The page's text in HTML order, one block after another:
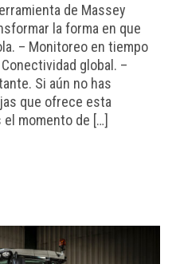
de Massey
la forma en que
– Monitoreo en tiempo
global. –
Si aún no has
que ofrece esta
el momento de […]